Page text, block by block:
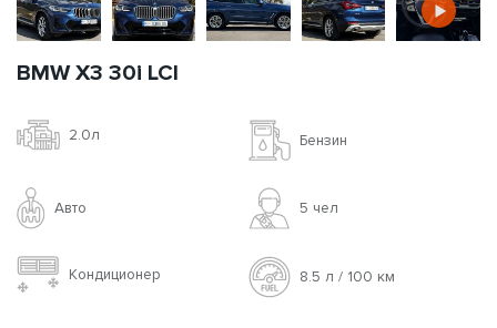
BMW X3 30i LCI
2.0л Бензин
Авто 5 чел
Кондиционер 8.5 л / 100 км